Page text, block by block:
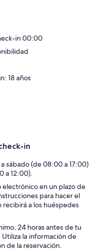
in 00:00
18 años
in
sábado (de 08:00 a 17:00)
a 12:00).
electrónico en un plazo de
para hacer el
a los huéspedes
24 horas antes de tu
la información de
de la reservación.